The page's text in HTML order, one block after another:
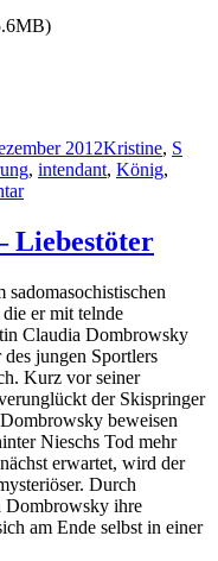
2012Kristine, S
, intendant, König,
zu
517:
Hansjörg
–
Hunkeler
und
die
Augen
des
Ödipus
Liebestöter
er mit telnde
Claudia Dombrowsky
jungen Sportlers
Kurz vor seiner
der Skispringer
beweisen
Nieschs Tod mehr
erwartet, wird der
Durch
Dombrowsky ihre
am Ende selbst in einer